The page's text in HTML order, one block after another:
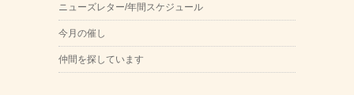
ニューズレター/年間スケジュール
今月の催し
仲間を探しています